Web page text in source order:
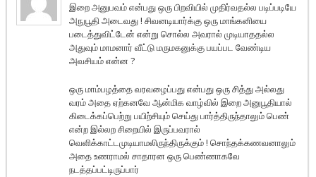
இறை அனுபவம் என்பது ஒரு பிறவியில் முதிர்வதல்ல படிப்படியே
அநுபூதி அடைவது ! சிவனடியார்க்கு ஒரு மாங்கனியை
படைத்துவிட்டேன் என்று சொல்ல அவரால் முடியாததல்ல
அதுவும் மாமனார் வீட்டு மருமகனுக்கு பயப்பட வேண்டிய
அவசியம் என்ன ?
ஒரு மாம்பழத்தை வரவழைப்பது என்பது ஒரு சித்து அல்லது
வரம் அதை ஏற்கனவே ஆன்மிக வாழ்வில் இறை அனுபூதியால்
கிடைக்கப்பெற்று பயிற்சியும் செய்து பார்த்திருந்தாலும் பெண்
என்ற இல்லற சிறையில் இருப்பவரால்
வெளிக்காட்டமுடியாமலிருந்திருக்கும் ! சொந்தக்கணவனாலும்
அதை உணராமல் சாதாரன ஒரு பெண்ணாகவே
நடத்தப்பட்டிருப்பார்